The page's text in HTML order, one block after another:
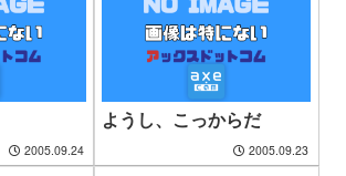
2005.09.24
ようし、こっからだ
2005.09.23